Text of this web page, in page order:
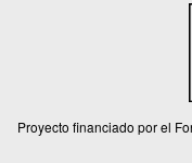
Proyecto financiado por el